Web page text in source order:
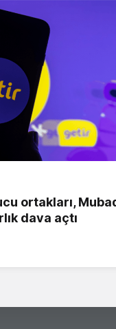
ortakları,
dava açtı